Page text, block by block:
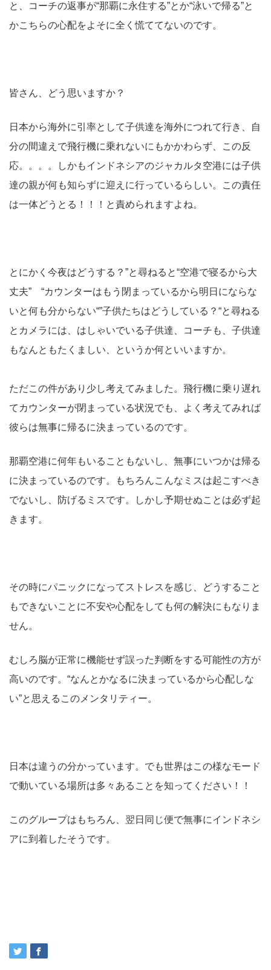
と、コーチの返事が“那覇に永住する”とか“泳いで帰る”と
かこちらの心配をよそに全く慌ててないのです。
皆さん、どう思いますか？
日本から海外に引率として子供達を海外につれて行き、自
分の間違えで飛行機に乗れないにもかかわらず、この反
応。。。。しかもインドネシアのジャカルタ空港には子供
達の親が何も知らずに迎えに行っているらしい。この責任
は一体どうとる！！！と責められますよね。
とにかく今夜はどうする？”と尋ねると“空港で寝るから大
丈夫” “カウンターはもう閉まっているから明日にならな
いと何も分からない“”子供たちはどうしている？“と尋ねる
とカメラには、はしゃいでいる子供達、コーチも、子供達
もなんともたくましい、というか何といいますか。
ただこの件があり少し考えてみました。飛行機に乗り遅れ
てカウンターが閉まっている状況でも、よく考えてみれば
彼らは無事に帰るに決まっているのです。
那覇空港に何年もいることもないし、無事にいつかは帰る
に決まっているのです。もちろんこんなミスは起こすべき
でないし、防げるミスです。しかし予期せぬことは必ず起
きます。
その時にパニックになってストレスを感じ、どうすること
もできないことに不安や心配をしても何の解決にもなりま
せん。
むしろ脳が正常に機能せず誤った判断をする可能性の方が
高いのです。“なんとかなるに決まっているから心配しな
い”と思えるこのメンタリティー。
日本は違うの分かっています。でも世界はこの様なモード
で動いている場所は多々あることを知ってください！！
このグループはもちろん、翌日同じ便で無事にインドネシ
アに到着したそうです。